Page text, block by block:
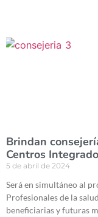
Brindan
Centros
5 de abril de 2024
Será en simultáneo al
Profesionales de la
beneficiarias y futuras